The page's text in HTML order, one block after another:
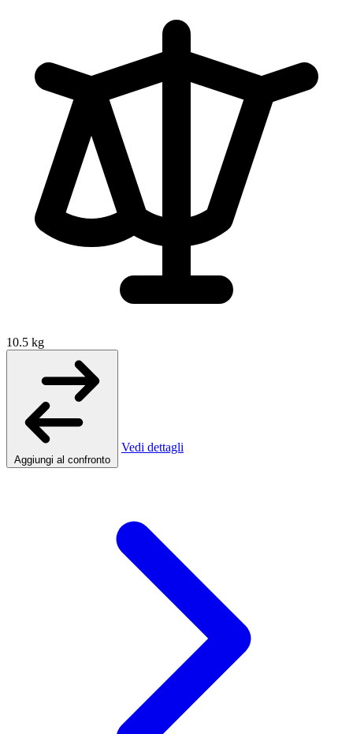
10.5 kg
Aggiungi al confronto
Vedi dettagli